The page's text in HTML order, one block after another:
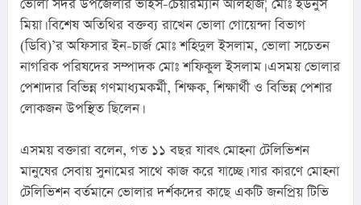
ভোলা সদর উপজেলার ভাইস-চেয়ারম্যান আলহাজ¦ মোঃ ইউনুস
মিয়া। বিশেষ অতিথির বক্তব্য রাখেন ভোলা গোয়েন্দা বিভাগ
(ডিবি)’র অফিসার ইন-চার্জ মোঃ শহিদুল ইসলাম, ভোলা সচেতন
নাগরিক পরিষদের সম্পাদক মোঃ শফিকুল ইসলাম। এসময় ভোলার
পেশাদার বিভিন্ন গণমাধ্যমকর্মী, শিক্ষক, শিক্ষার্থী ও বিভিন্ন পেশার
লোকজন উপস্থিত ছিলেন।
এসময় বক্তারা বলেন, গত ১১ বছর যাবৎ মোহনা টেলিভিশন
মানুষের সেবায় সুনামের সাথে কাজ করে যাচ্ছে। যার কারণে মোহনা
টেলিভিশন বর্তমানে ভোলার দর্শকদের কাছে একটি জনপ্রিয় টিভি